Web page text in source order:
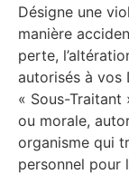
Désigne une
manière
perte,
autorisés à vos
« Sous-Traitant
ou morale,
organisme qui
personnel pour